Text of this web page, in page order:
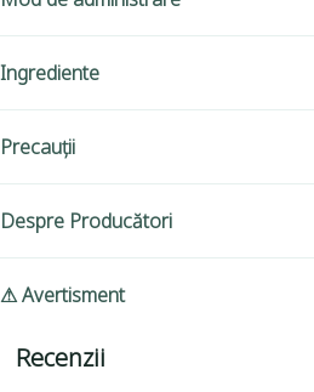
Ingrediente
Precauții
Despre Producători
⚠ Avertisment
Recenzii